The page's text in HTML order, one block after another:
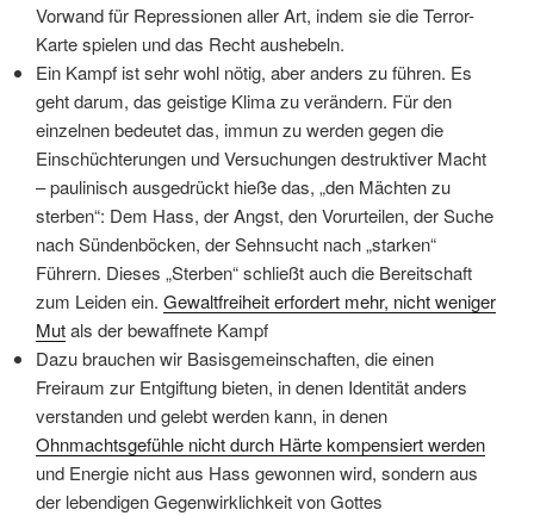
Vorwand für Repressionen aller Art, indem sie die Terror-
Karte spielen und das Recht aushebeln.
Ein Kampf ist sehr wohl nötig, aber anders zu führen. Es
geht darum, das geistige Klima zu verändern. Für den
einzelnen bedeutet das, immun zu werden gegen die
Einschüchterungen und Versuchungen destruktiver Macht
– paulinisch ausgedrückt hieße das, „den Mächten zu
sterben“: Dem Hass, der Angst, den Vorurteilen, der Suche
nach Sündenböcken, der Sehnsucht nach „starken“
Führern. Dieses „Sterben“ schließt auch die Bereitschaft
zum Leiden ein. Gewaltfreiheit erfordert mehr, nicht weniger
Mutals der bewaffnete Kampf
Dazu brauchen wir Basisgemeinschaften, die einen
Freiraum zur Entgiftung bieten, in denen Identität anders
verstanden und gelebt werden kann, in denen
Ohnmachtsgefühle nicht durch Härte kompensiert werden
und Energie nicht aus Hass gewonnen wird, sondern aus
der lebendigen Gegenwirklichkeit von Gottes